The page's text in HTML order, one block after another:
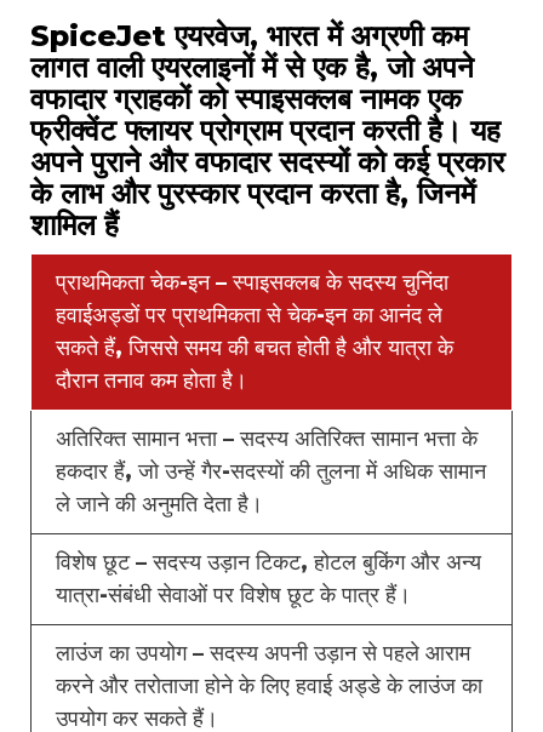
SpiceJet एयरवेज, भारत में अग्रणी कम
लागत वाली एयरलाइनों में से एक है, जो अपने
वफादार ग्राहकों को स्पाइसक्लब नामक एक
फ्रीक्वेंट फ्लायर प्रोग्राम प्रदान करती है। यह
अपने पुराने और वफादार सदस्यों को कई प्रकार
के लाभ और पुरस्कार प्रदान करता है, जिनमें
शामिल हैं
प्राथमिकता चेक-इन – स्पाइसक्लब के सदस्य चुनिंदा
हवाईअड्डों पर प्राथमिकता से चेक-इन का आनंद ले
सकते हैं, जिससे समय की बचत होती है और यात्रा के
दौरान तनाव कम होता है।
अतिरिक्त सामान भत्ता – सदस्य अतिरिक्त सामान भत्ता के
हकदार हैं, जो उन्हें गैर-सदस्यों की तुलना में अधिक सामान
ले जाने की अनुमति देता है।
विशेष छूट – सदस्य उड़ान टिकट, होटल बुकिंग और अन्य
यात्रा-संबंधी सेवाओं पर विशेष छूट के पात्र हैं।
लाउंज का उपयोग – सदस्य अपनी उड़ान से पहले आराम
करने और तरोताजा होने के लिए हवाई अड्डे के लाउंज का
उपयोग कर सकते हैं।